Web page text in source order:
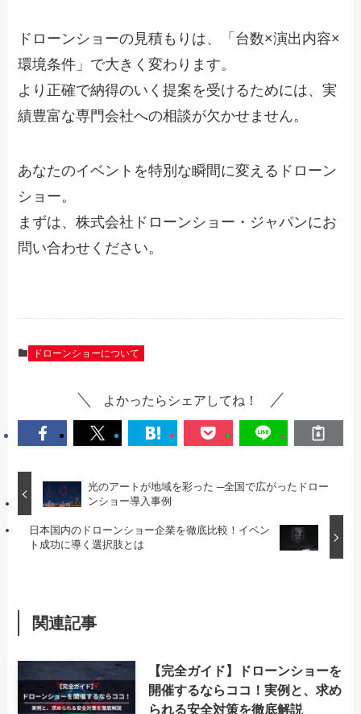
ドローンショーの見積もりは、「台数×演出内容×
環境条件」で大きく変わります。
より正確で納得のいく提案を受けるためには、実
績豊富な専門会社への相談が欠かせません。
あなたのイベントを特別な瞬間に変えるドローン
ショー。
まずは、株式会社ドローンショー・ジャパンにお
問い合わせください。
ドローンショーについて
よかったらシェアしてね！
光のアートが地域を彩った ─全国で広がったドロー
ンショー導入事例
日本国内のドローンショー企業を徹底比較！イベン
ト成功に導く選択肢とは
関連記事
【完全ガイド】ドローンショーを
開催するならココ！実例と、求め
られる安全対策を徹底解説